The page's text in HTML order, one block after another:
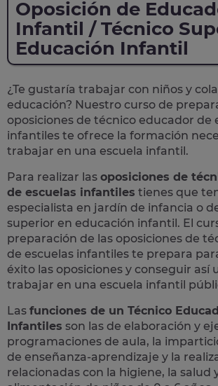
Oposición de
Infantil / Técnico
Educación Infantil
¿Te gustaría trabajar con niños y
educación? Nuestro curso de
oposiciones de técnico educador de
infantiles te ofrece la formación
trabajar en una escuela infantil.
Para realizar las oposiciones de
de escuelas infantiles tienes que
especialista en jardín de infancia o
superior en educación infantil. El
preparación de las oposiciones de
de escuelas infantiles te prepara
éxito las oposiciones y conseguir así
trabajar en una escuela infantil
Las funciones de un Técnico
Infantiles son las de elaboración y
programaciones de aula, la
de enseñanza-aprendizaje y la
relacionadas con la higiene, la salud